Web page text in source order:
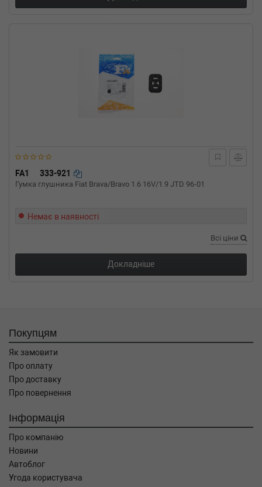
FA1 333-921
Гумка глушника Fiat Brava/Bravo 1.6 16V/1.9 JTD 96-01
Немає в наявності
Всі ціни
Докладніше
Покупцям
Як замовити
Про оплату
Про доставку
Про повернення
Інформація
Про компанію
Новини
Автоблог
Угода користувача